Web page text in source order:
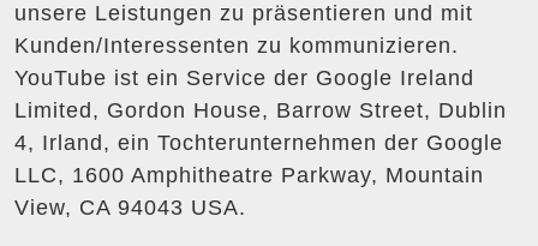
unsere Leistungen zu präsentieren und mit
Kunden/Interessenten zu kommunizieren.
YouTube ist ein Service der Google Ireland
Limited, Gordon House, Barrow Street, Dublin
4, Irland, ein Tochterunternehmen der Google
LLC, 1600 Amphitheatre Parkway, Mountain
View, CA 94043 USA.